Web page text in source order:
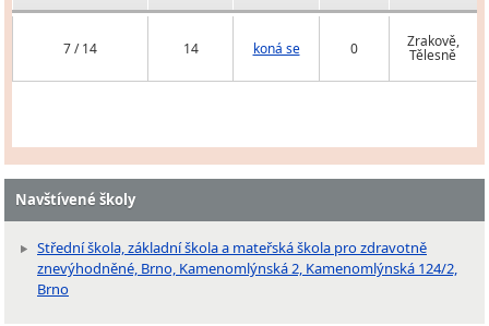
7 / 14 14 koná se 0 Zrakově,
Tělesně
Navštívené školy
Střední škola, základní škola a mateřská škola pro zdravotně
znevýhodněné, Brno, Kamenomlýnská 2, Kamenomlýnská 124/2,
Brno